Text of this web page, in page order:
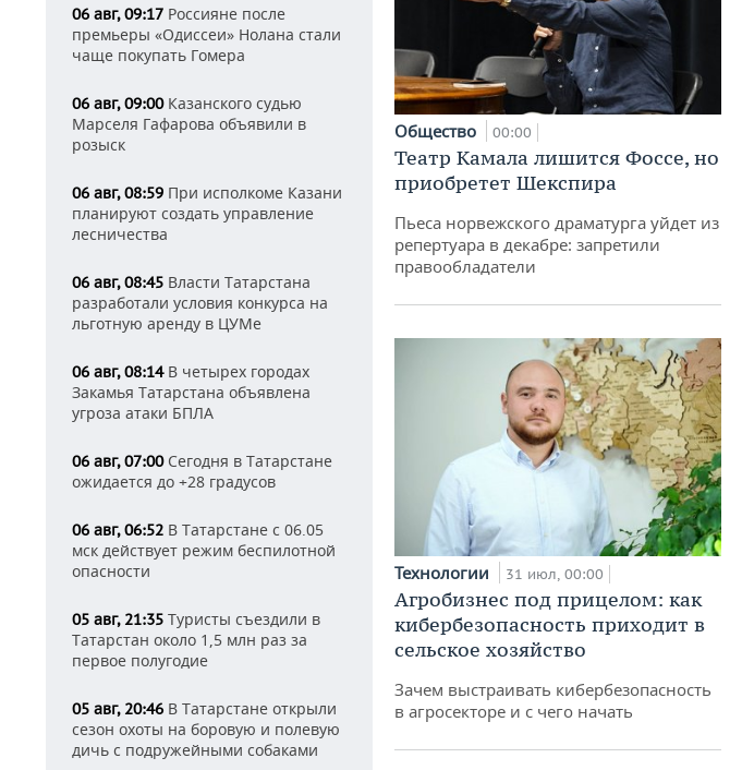
06 авг, 09:17 Россияне после
премьеры «Одиссеи» Нолана стали
чаще покупать Гомера
06 авг, 09:00Казанского судью
Марселя Гафарова объявили в
розыск
06 авг, 08:59 При исполкоме Казани
планируют создать управление
лесничества
06 авг, 08:45 Власти Татарстана
разработали условия конкурса на
льготную аренду в ЦУМе
06 авг, 08:14В четырех городах
Закамья Татарстана объявлена
угроза атаки БПЛА
06 авг, 07:00Сегодня в Татарстане
ожидается до +28 градусов
06 авг, 06:52 В Татарстане с 06.05
мск действует режим беспилотной
опасности
05 авг, 21:35 Туристы съездили в
Татарстан около 1,5 млн раз за
первое полугодие
05 авг, 20:46 В Татарстане открыли
сезон охоты на боровую и полевую
дичь с подружейными собаками
Общество 00:00
Театр Камала лишится Фоссе, но
приобретет Шекспира
Пьеса норвежского драматурга уйдет из
репертуара в декабре: запретили
правообладатели
Технологии 31 июл, 00:00
Агробизнес под прицелом: как
кибербезопасность приходит в
сельское хозяйство
Зачем выстраивать кибербезопасность
в агросекторе и с чего начать